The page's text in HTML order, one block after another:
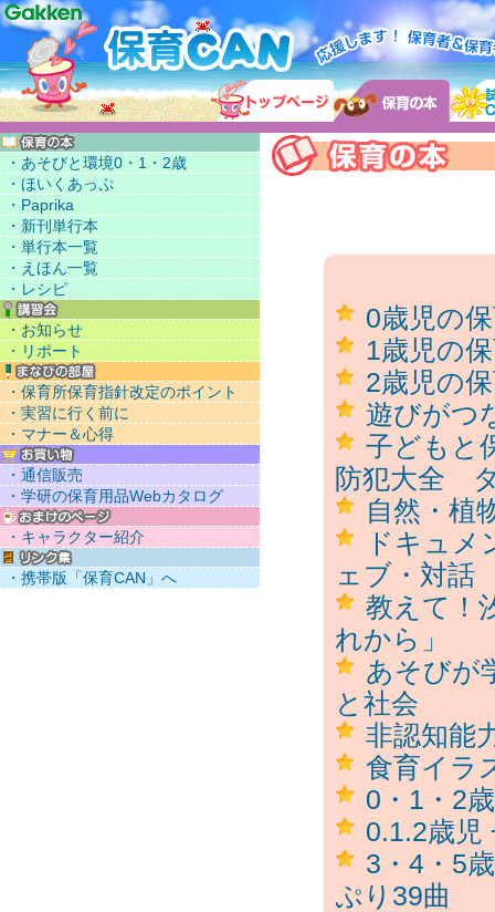
・あそびと環境0・1・2歳
・ほいくあっぷ
・Paprika
・新刊単行本
・単行本一覧
・えほん一覧
・レシピ
・お知らせ
・リポート
・保育所保育指針改定のポイント
・実習に行く前に
・マナー＆心得
・通信販売
・学研の保育用品Webカタログ
・キャラクター紹介
・携帯版「保育CAN」へ
0歳児の
1歳児の
2歳児の
遊びがつ
子どもと
防犯大全
自然・植
ドキュ
ェブ・対話
教えて！
れから」
あそびが
と社会
非認知能
食育イラ
0・1・2
0.1.2歳児
3・4・5
ぷり39曲